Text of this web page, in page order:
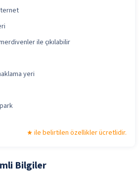
ile çıkılabilir
yeri
ile belirtilen özellikler ücretlidir.
Bilgiler